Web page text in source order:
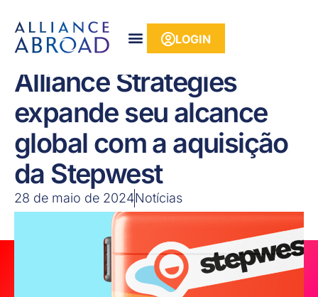
conteúdo
LOGIN
Alliance Strategies
expande seu alcance
global com a aquisição
da Stepwest
28 de maio de 2024 Notícias